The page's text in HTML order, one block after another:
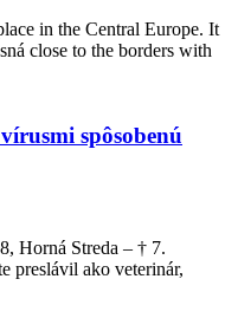
in the Central Europe. It
close to the borders with
spôsobenú
Horná Streda – † 7.
preslávil ako veterinár,